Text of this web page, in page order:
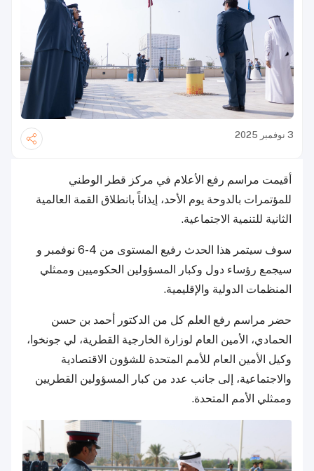
3 نوفمبر 2025
أقيمت مراسم رفع الأعلام في مركز قطر الوطني
للمؤتمرات بالدوحة يوم الأحد، إيذاناً بانطلاق القمة العالمية
الثانية للتنمية الاجتماعية.
سوف سيتمر هذا الحدث رفيع المستوى من 4-6 نوفمبر و
سيجمع رؤساء دول وكبار المسؤولين الحكوميين وممثلي
المنظمات الدولية والإقليمية.
حضر مراسم رفع العلم كل من الدكتور أحمد بن حسن
الحمادي، الأمين العام لوزارة الخارجية القطرية، لي جونخوا،
وكيل الأمين العام للأمم المتحدة للشؤون الاقتصادية
والاجتماعية، إلى جانب عدد من كبار المسؤولين القطريين
وممثلي الأمم المتحدة.